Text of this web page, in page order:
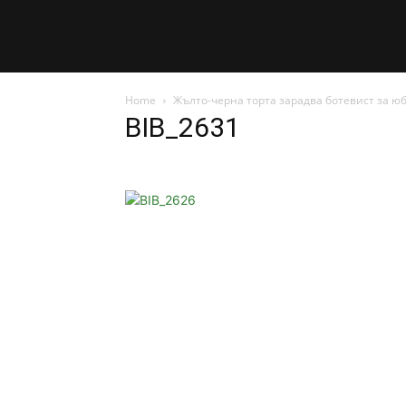
Home Жълто-черна торта зарадва ботевист за
BIB_2631